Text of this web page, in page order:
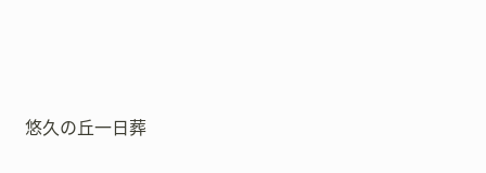
悠久の丘一日葬